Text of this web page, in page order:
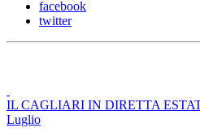
facebook
twitter
IL CAGLIARI IN DIRETTA
Luglio